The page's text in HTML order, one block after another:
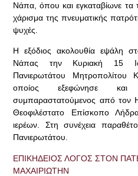
Νάπα, όπου και εγκαταβίωνε τα
χάρισμα της πνευματικής
ψυχές.
Η εξόδιος ακολουθία εψάλη
Νάπας την Κυριακή 15
Πανιερωτάτου Μητροπολίτου
οποίος εξεφώνησε
συμπαραστατούμενος από τον
Θεοφιλέστατο Επίσκοπο
ιερέων. Στη συνέχεια
Πανιερωτάτου.
ΕΠΙΚΗΔΕΙΟΣ ΛΟΓΟΣ ΣΤΟΝ
ΜΑΧΑΙΡΙΩΤΗΝ